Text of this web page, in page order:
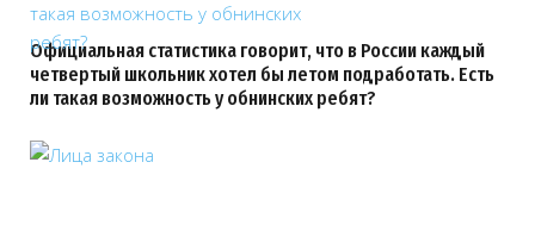
Официальная статистика говорит, что в России каждый
четвертый школьник хотел бы летом подработать. Есть
ли такая возможность у обнинских ребят?